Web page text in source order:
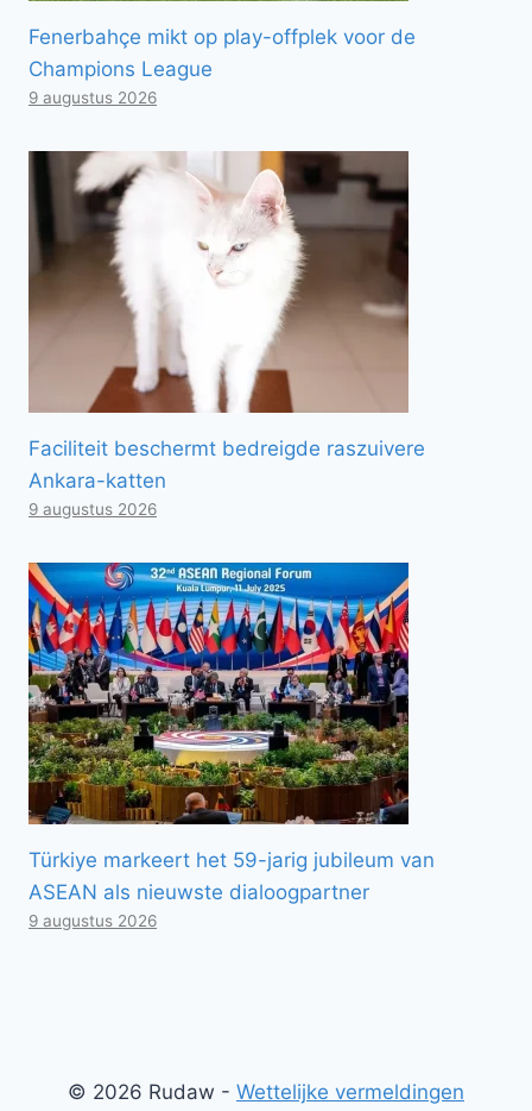
Fenerbahçe mikt op play-offplek voor de
Champions League
9 augustus 2026
Faciliteit beschermt bedreigde raszuivere
Ankara-katten
9 augustus 2026
Türkiye markeert het 59-jarig jubileum van
ASEAN als nieuwste dialoogpartner
9 augustus 2026
© 2026 Rudaw - Wettelijke vermeldingen